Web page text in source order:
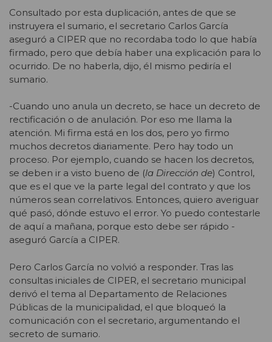
Consultado por esta duplicación, antes de que se
instruyera el sumario, el secretario Carlos García
aseguró a CIPER que no recordaba todo lo que había
firmado, pero que debía haber una explicación para lo
ocurrido. De no haberla, dijo, él mismo pediría el
sumario.
-Cuando uno anula un decreto, se hace un decreto de
rectificación o de anulación. Por eso me llama la
atención. Mi firma está en los dos, pero yo firmo
muchos decretos diariamente. Pero hay todo un
proceso. Por ejemplo, cuando se hacen los decretos,
se deben ir a visto bueno de (la Dirección de) Control,
que es el que ve la parte legal del contrato y que los
números sean correlativos. Entonces, quiero averiguar
qué pasó, dónde estuvo el error. Yo puedo contestarle
de aquí a mañana, porque esto debe ser rápido -
aseguró García a CIPER.
Pero Carlos García no volvió a responder. Tras las
consultas iniciales de CIPER, el secretario municipal
derivó el tema al Departamento de Relaciones
Públicas de la municipalidad, el que bloqueó la
comunicación con el secretario, argumentando el
secreto de sumario.